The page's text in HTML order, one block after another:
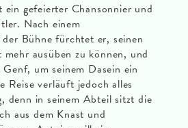
gefeierter Chansonnier und
Nach einem
Bühne fürchtet er, seinen
ausüben zu können, und
um seinem Dasein ein
Reise verläuft jedoch alles
denn in seinem Abteil sitzt die
aus dem Knast und